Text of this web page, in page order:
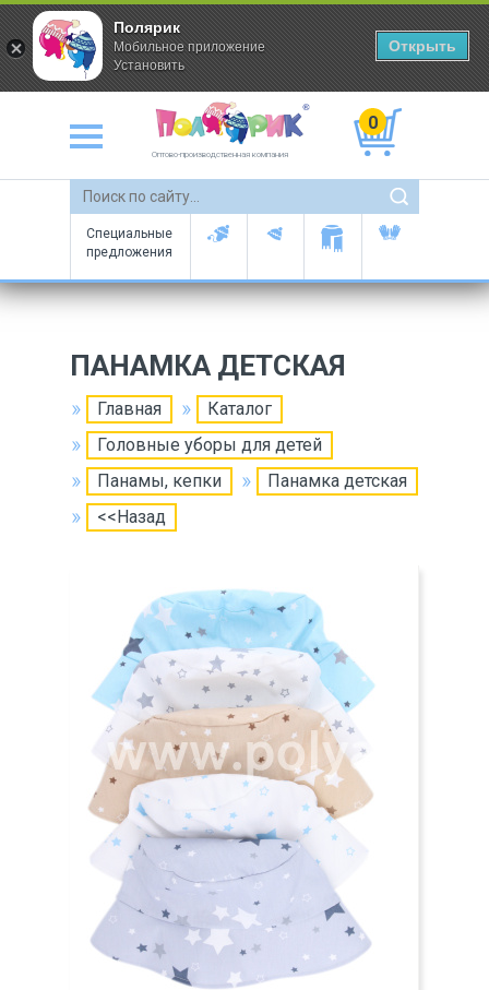
Оптово-производственная компания
0
Специальные
предложения
ПАНАМКА ДЕТСКАЯ
Главная
Каталог
Головные уборы для детей
Панамы, кепки
Панамка детская
<<Назад
Полярик
Мобильное приложение
Установить
Открыть